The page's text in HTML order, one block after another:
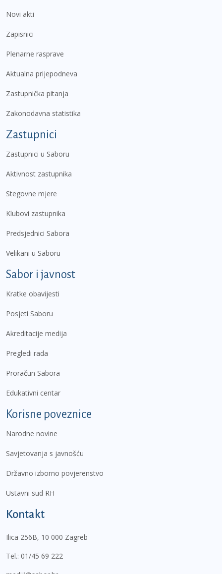
Novi akti
Zapisnici
Plenarne rasprave
Aktualna prijepodneva
Zastupnička pitanja
Zakonodavna statistika
Zastupnici
Zastupnici u Saboru
Aktivnost zastupnika
Stegovne mjere
Klubovi zastupnika
Predsjednici Sabora
Velikani u Saboru
Sabor i javnost
Kratke obavijesti
Posjeti Saboru
Akreditacije medija
Pregledi rada
Proračun Sabora
Edukativni centar
Korisne poveznice
Narodne novine
Savjetovanja s javnošću
Državno izborno povjerenstvo
Ustavni sud RH
Kontakt
Ilica 256B, 10 000 Zagreb
Tel.: 01/45 69 222